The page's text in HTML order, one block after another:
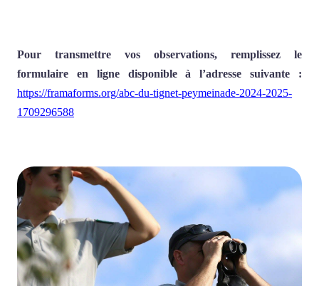
Pour transmettre vos observations, remplissez le
formulaire en ligne disponible à l’adresse suivante :
https://framaforms.org/abc-du-tignet-peymeinade-2024-2025-
1709296588